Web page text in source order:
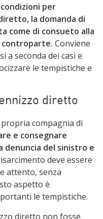
per
la domanda di
come di consueto alla
controparte. Conviene
a seconda dei casi e
le tempistiche e
diretto
compagnia di
e consegnare
denuncia del sinistro e
deve essere
attento, senza
aspetto è
le tempistiche.
diretto non fosse